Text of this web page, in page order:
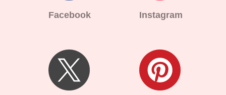
Facebook Instagram